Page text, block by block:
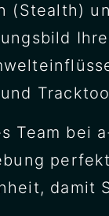
(Stealth)
Team bei
damit